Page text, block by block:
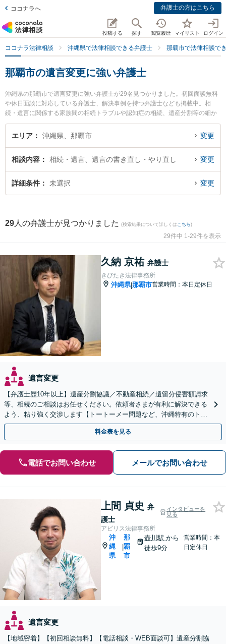
ココナラへ 弁護士の方はこちら
投稿する 探す 閲覧履歴 マイリスト ログイン
ココナラ法律相談 沖縄県で法律相談できる弁護士 那覇市で法律相談で
那覇市の遺言変更に強い弁護士
沖縄県の那覇市で遺言変更に強い弁護士が29名見つかりました。初回面談無料
や休日面談に対応している弁護士、解決事例を持つ弁護士なども掲載中。相
続・遺言に関係する家族間の相続トラブルや認知症の相続、遺産分割等の細か
な分野での絞り込み検索もでき便利です。特にきびたき法律事務所の久納 京祐
弁護士やアビリス法律事務所の上間 貞史弁護士、ベリーベスト法律事務所 那覇
に弁護士に相談したい』『遺言変更のトラブル解決の実績豊富な近くの弁護士
を検索したい』『初回相談無料で遺言変更を法律相談できる那覇市内の弁護士
に相談予約したい』などでお困りの相談者さんにおすすめです。
エリア 沖縄県、那覇市 変更
相談内容 相続・遺言、遺言の書き直し・やり直し 変更
詳細条件 未選択 変更
29 人の弁護士が見つかりました (検索結果について詳しくは こちら)
29件中 1-29件を表示
久納 京祐 弁護士
きびたき法律事務所
沖縄県|那覇市営業時間：本日定休日
遺言変更
【弁護士歴10年以上】遺産分割協議／不動産相続／遺留分侵害額請求
等、相続のご相談はお任せください。依頼者さまが有利に解決できる
よう、粘り強く交渉します【トートーメー問題など、沖縄特有のトラ
ブルにも対応】【バス停「天久」2分】
料金表を見る
電話でお問い合わせ メールでお問い合わせ
上間 貞史 弁
護士
インタビューを
見る
アビリス法律事務所
沖
縄
県
|
那
覇
市
壺川駅から
徒歩9分
営業時間：本
日定休日
遺言変更
【地域密着】【初回相談無料】【電話相談・WEB面談可】遺産分割協